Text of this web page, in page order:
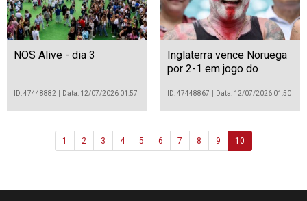
NOS Alive - dia 3
ID: 47448882 Data: 12/07/2026 01:57
Inglaterra vence Noruega
por 2-1 em jogo do
2026
ID: 47448867 Data: 12/07/2026 01:50
1 2 3 4 5 6 7 8 9 10